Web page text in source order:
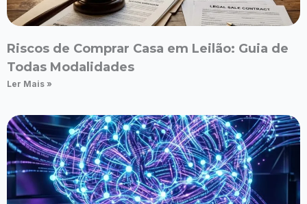
Riscos de Comprar Casa em Leilão: Guia de
Todas Modalidades
Ler Mais »